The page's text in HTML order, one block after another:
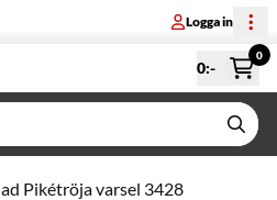
Logga in
0:-
0
Pikétröja varsel 3428